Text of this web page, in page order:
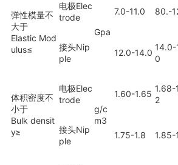
弹性模量不
大于
Elastic Mod
ulus≤
电极Elec
trode
Gpa
7.0-11.0 80.-
接头Nip
ple
12.0-14.0
14.0-
0
体积密度不
小于
Bulk densit
y≥
电极Elec
trode
g/c
m3
1.60-1.65
1.68-
2
接头Nip
ple
1.75-1.8 1.85-